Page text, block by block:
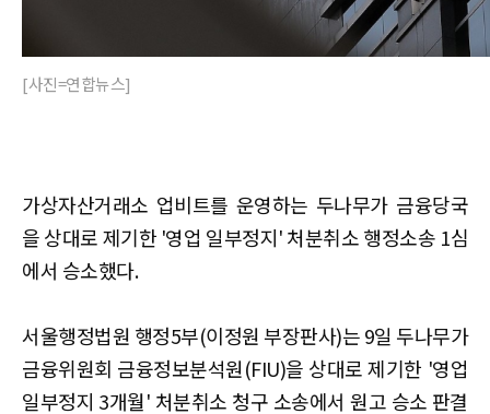
[사진=연합뉴스]
가상자산거래소 업비트를 운영하는 두나무가 금융당국
을 상대로 제기한 '영업 일부정지' 처분취소 행정소송 1심
에서 승소했다.
서울행정법원 행정5부(이정원 부장판사)는 9일 두나무가
금융위원회 금융정보분석원(FIU)을 상대로 제기한 '영업
일부정지 3개월' 처분취소 청구 소송에서 원고 승소 판결